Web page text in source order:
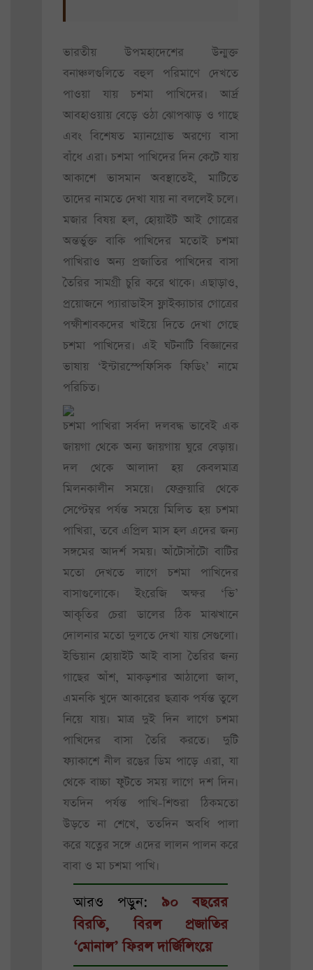
ভারতীয় উপমহাদেশের উন্মুক্ত
বনাঞ্চলগুলিতে বহুল পরিমাণে দেখতে
পাওয়া যায় চশমা পাখিদের। আর্দ্র
আবহাওয়ায় বেড়ে ওঠা ঝোপঝাড় ও গাছে
এবং বিশেষত ম্যানগ্রোভ অরণ্যে বাসা
বাঁধে এরা। চশমা পাখিদের দিন কেটে যায়
আকাশে ভাসমান অবস্থাতেই, মাটিতে
তাদের নামতে দেখা যায় না বললেই চলে।
মজার বিষয় হল, হোয়াইট আই গোত্রের
অন্তর্ভুক্ত বাকি পাখিদের মতোই চশমা
পাখিরাও অন্য প্রজাতির পাখিদের বাসা
তৈরির সামগ্রী চুরি করে থাকে। এছাড়াও,
প্রয়োজনে প্যারাডাইস ফ্লাইক্যাচার গোত্রের
পক্ষীশাবকদের খাইয়ে দিতে দেখা গেছে
চশমা পাখিদের। এই ঘটনাটি বিজ্ঞানের
ভাষায় ‘ইন্টারস্পেফিসিক ফিডিং’ নামে
পরিচিত।
চশমা পাখিরা সর্বদা দলবদ্ধ ভাবেই এক
জায়গা থেকে অন্য জায়গায় ঘুরে বেড়ায়।
দল থেকে আলাদা হয় কেবলমাত্র
মিলনকালীন সময়ে। ফেব্রুয়ারি থেকে
সেপ্টেম্বর পর্যন্ত সময়ে মিলিত হয় চশমা
পাখিরা, তবে এপ্রিল মাস হল এদের জন্য
সঙ্গমের আদর্শ সময়। আঁটোসাঁটো বাটির
মতো দেখতে লাগে চশমা পাখিদের
বাসাগুলোকে। ইংরেজি অক্ষর ‘ভি’
আকৃতির চেরা ডালের ঠিক মাঝখানে
দোলনার মতো দুলতে দেখা যায় সেগুলো।
ইন্ডিয়ান হোয়াইট আই বাসা তৈরির জন্য
গাছের আঁশ, মাকড়শার আঠালো জাল,
এমনকি খুদে আকারের ছত্রাক পর্যন্ত তুলে
নিয়ে যায়। মাত্র দুই দিন লাগে চশমা
পাখিদের বাসা তৈরি করতে। দুটি
ফ্যাকাশে নীল রঙের ডিম পাড়ে এরা, যা
থেকে বাচ্চা ফুটতে সময় লাগে দশ দিন।
যতদিন পর্যন্ত পাখি-শিশুরা ঠিকমতো
উড়তে না শেখে, ততদিন অবধি পালা
করে যত্নের সঙ্গে এদের লালন পালন করে
বাবা ও মা চশমা পাখি।
আরও পড়ুন:৯০ বছরের
বিরতি, বিরল প্রজাতির
‘মোনাল’ ফিরল দার্জিলিংয়ে